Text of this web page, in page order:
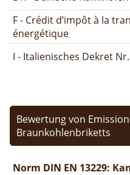
F - Crédit d’impôt à la
énergétique
I - Italienisches Dekret
Bewertung von
Braunkohlenbriketts
Norm DIN EN 13229: